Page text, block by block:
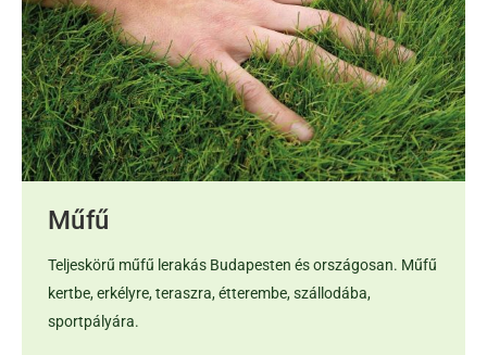
Műfű
Teljeskörű műfű lerakás Budapesten és országosan. Műfű
kertbe, erkélyre, teraszra, étterembe, szállodába,
sportpályára.